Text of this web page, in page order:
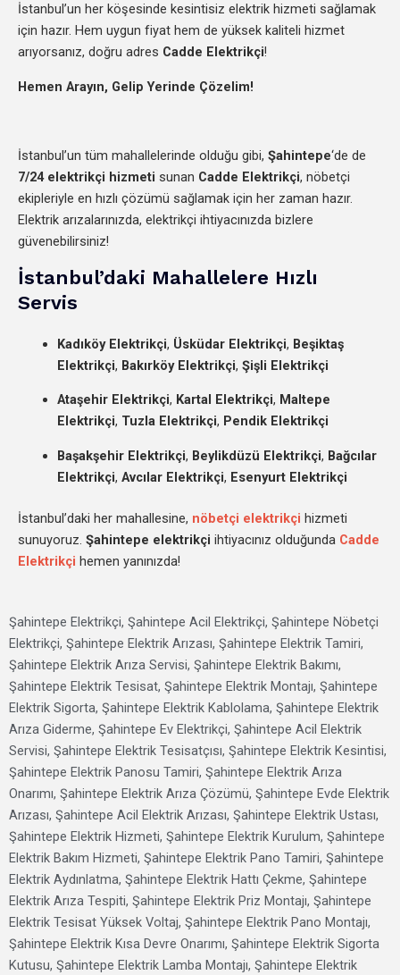
İstanbul’un her köşesinde kesintisiz elektrik hizmeti sağlamak
için hazır. Hem uygun fiyat hem de yüksek kaliteli hizmet
arıyorsanız, doğru adres Cadde Elektrikçi!
Hemen Arayın, Gelip Yerinde Çözelim!
İstanbul’un tüm mahallelerinde olduğu gibi, Şahintepe‘de de
7/24 elektrikçi hizmeti sunan Cadde Elektrikçi, nöbetçi
ekipleriyle en hızlı çözümü sağlamak için her zaman hazır.
Elektrik arızalarınızda, elektrikçi ihtiyacınızda bizlere
güvenebilirsiniz!
İstanbul’daki Mahallelere Hızlı
Servis
Kadıköy Elektrikçi, Üsküdar Elektrikçi, Beşiktaş
Elektrikçi, Bakırköy Elektrikçi, Şişli Elektrikçi
Ataşehir Elektrikçi, Kartal Elektrikçi, Maltepe
Elektrikçi, Tuzla Elektrikçi, Pendik Elektrikçi
Başakşehir Elektrikçi, Beylikdüzü Elektrikçi, Bağcılar
Elektrikçi, Avcılar Elektrikçi, Esenyurt Elektrikçi
İstanbul’daki her mahallesine, nöbetçi elektrikçi hizmeti
sunuyoruz. Şahintepe elektrikçi ihtiyacınız olduğunda Cadde
Elektrikçi hemen yanınızda!
Şahintepe Elektrikçi, Şahintepe Acil Elektrikçi, Şahintepe Nöbetçi
Elektrikçi, Şahintepe Elektrik Arızası, Şahintepe Elektrik Tamiri,
Şahintepe Elektrik Arıza Servisi, Şahintepe Elektrik Bakımı,
Şahintepe Elektrik Tesisat, Şahintepe Elektrik Montajı, Şahintepe
Elektrik Sigorta, Şahintepe Elektrik Kablolama, Şahintepe Elektrik
Arıza Giderme, Şahintepe Ev Elektrikçi, Şahintepe Acil Elektrik
Servisi, Şahintepe Elektrik Tesisatçısı, Şahintepe Elektrik Kesintisi,
Şahintepe Elektrik Panosu Tamiri, Şahintepe Elektrik Arıza
Onarımı, Şahintepe Elektrik Arıza Çözümü, Şahintepe Evde Elektrik
Arızası, Şahintepe Acil Elektrik Arızası, Şahintepe Elektrik Ustası,
Şahintepe Elektrik Hizmeti, Şahintepe Elektrik Kurulum, Şahintepe
Elektrik Bakım Hizmeti, Şahintepe Elektrik Pano Tamiri, Şahintepe
Elektrik Aydınlatma, Şahintepe Elektrik Hattı Çekme, Şahintepe
Elektrik Arıza Tespiti, Şahintepe Elektrik Priz Montajı, Şahintepe
Elektrik Tesisat Yüksek Voltaj, Şahintepe Elektrik Pano Montajı,
Şahintepe Elektrik Kısa Devre Onarımı, Şahintepe Elektrik Sigorta
Kutusu, Şahintepe Elektrik Lamba Montajı, Şahintepe Elektrik